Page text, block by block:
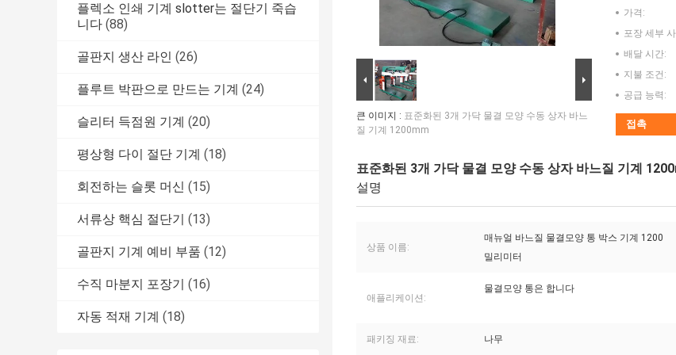
플렉소 인쇄 기계 slotter는 절단기 죽습
니다 (88)
골판지 생산 라인 (26)
플루트 박판으로 만드는 기계 (24)
슬리터 득점원 기계 (20)
평상형 다이 절단 기계 (18)
회전하는 슬롯 머신 (15)
서류상 핵심 절단기 (13)
골판지 기계 예비 부품 (12)
수직 마분지 포장기 (16)
자동 적재 기계 (18)
큰 이미지 : 표준화된 3개 가닥 물결 모양 수동 상자 바느
질 기계 1200mm
가격:
포장 세부
배달 시간:
지불 조건:
공급 능력:
접촉
표준화된 3개 가닥 물결 모양 수동 상자 바느질 기계
설명
상품 이름:
매뉴얼 바느질 물결모양 통 박스 기계 1200
밀리미터
애플리케이션:
물결모양 통은 합니다
패키징 재료: 나무